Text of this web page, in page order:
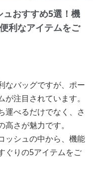
おすすめ5選！機
利なアイテムをご
なバッグですが、ポー
注目されています。
運べるだけでなく、さ
さが魅力です。
ッシュの中から、機能
ぐりの5アイテムをご